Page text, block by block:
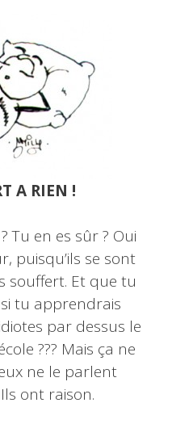
A RIEN !
Tu en es sûr ? Oui
puisqu’ils se sont
souffert. Et que tu
tu apprendrais
par dessus le
??? Mais ça ne
ne le parlent
ont raison.